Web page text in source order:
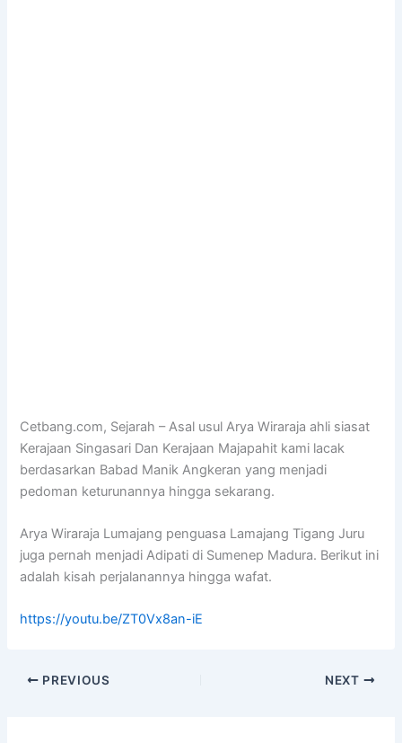
Cetbang.com, Sejarah – Asal usul Arya Wiraraja ahli siasat
Kerajaan Singasari Dan Kerajaan Majapahit kami lacak
berdasarkan Babad Manik Angkeran yang menjadi
pedoman keturunannya hingga sekarang.
Arya Wiraraja Lumajang penguasa Lamajang Tigang Juru
juga pernah menjadi Adipati di Sumenep Madura. Berikut ini
adalah kisah perjalanannya hingga wafat.
https://youtu.be/ZT0Vx8an-iE
PREVIOUS NEXT